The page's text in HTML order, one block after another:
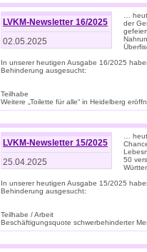
LVKM-Newsletter 16/2025
02.05.2025
…
der
In unserer heutigen Ausgabe 16/2025
Behinderung ausgesucht:
Teilhabe
Weitere „Toilette für alle“ in Heidelberg
LVKM-Newsletter 15/2025
25.04.2025
…
50
In unserer heutigen Ausgabe 15/2025
Behinderung ausgesucht:
Teilhabe / Arbeit
Beschäftigungsquote schwerbehinderter